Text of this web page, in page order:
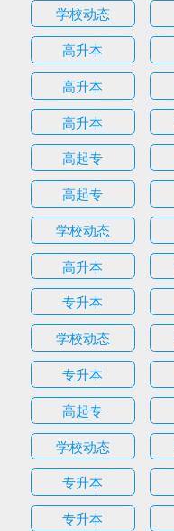
学校动态
高升本
高升本
高升本
高起专
高起专
学校动态
高升本
专升本
学校动态
专升本
高起专
学校动态
专升本
专升本